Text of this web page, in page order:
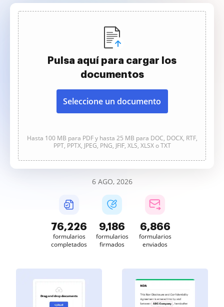
Pulsa aquí para cargar los
documentos
Seleccione un documento
Hasta 100 MB para PDF y hasta 25 MB para DOC, DOCX, RTF,
PPT, PPTX, JPEG, PNG, JFIF, XLS, XLSX o TXT
6 AGO, 2026
76,226
formularios
completados
9,186
formularios
firmados
6,866
formularios
enviados